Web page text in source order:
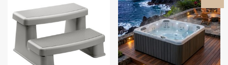
are
mai
multe
variații.
Opțiunile